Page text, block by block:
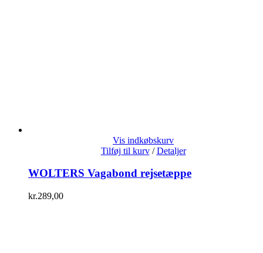
Vis indkøbskurv
Tilføj til kurv / Detaljer
WOLTERS Vagabond rejsetæppe
kr.289,00